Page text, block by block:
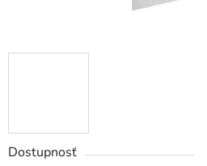
Dostupnosť